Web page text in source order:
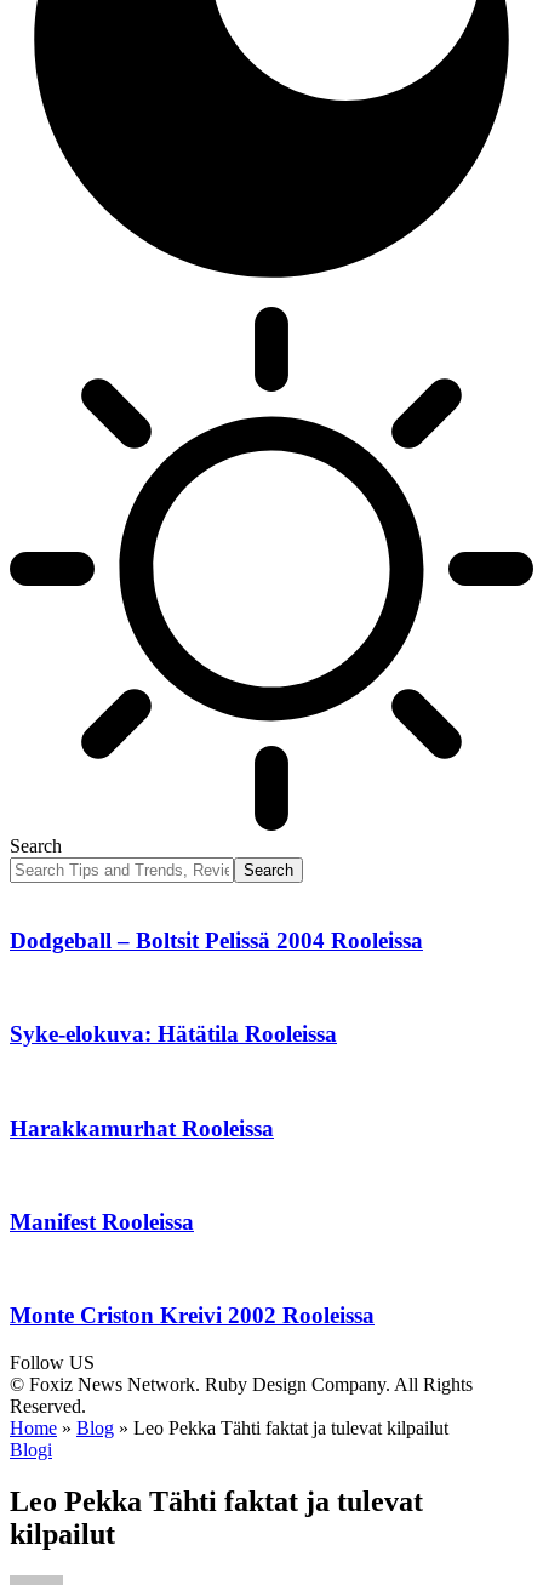
Search
Dodgeball – Boltsit Pelissä 2004 Rooleissa
Syke-elokuva: Hätätila Rooleissa
Harakkamurhat Rooleissa
Manifest Rooleissa
Monte Criston Kreivi 2002 Rooleissa
Follow US
© Foxiz News Network. Ruby Design Company. All Rights
Reserved.
Home » Blog » Leo Pekka Tähti faktat ja tulevat kilpailut
Blogi
Leo Pekka Tähti faktat ja tulevat
kilpailut